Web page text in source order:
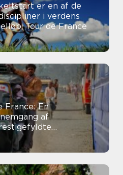
er en af de
i verdens
Tour de France
France: En
af